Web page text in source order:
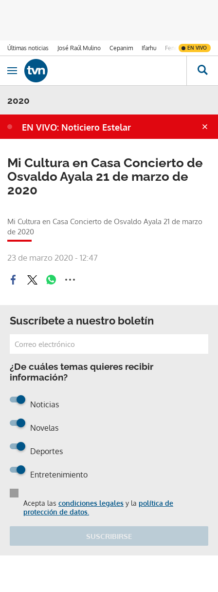
Últimas noticias José Raúl Mulino Cepanim Ifarhu Fenómeno de El
EN VIVO
Ir al contenido
Obrir navegació
2020
EN VIVO: Noticiero Estelar
Mi Cultura en Casa Concierto de
Osvaldo Ayala 21 de marzo de
2020
Mi Cultura en Casa Concierto de Osvaldo Ayala 21 de marzo
de 2020
23 de marzo 2020 - 12:47
Suscríbete a nuestro boletín
¿De cuáles temas quieres recibir
información?
Noticias
Novelas
Deportes
Entretenimiento
Acepta las condiciones legales y la política de
protección de datos.
SUSCRIBIRSE